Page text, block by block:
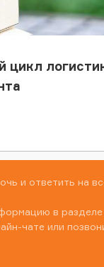
цикл
и ответить на
в разделе
чате или